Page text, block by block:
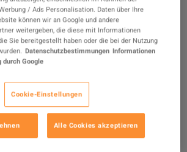
eine unserer Empfehlungen
dein Interesse?
/ Ads Personalisation. Daten über Ihre
können wir an Google und andere
weitergeben, die diese mit Informationen
Sie bereitgestellt haben oder die bei der Nutzung
Datenschutzbestimmungen Informationen
durch Google
Cookie-Einstellungen
Alle Cookies akzeptieren